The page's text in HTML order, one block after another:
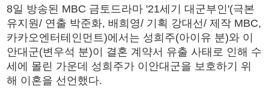
8일 방송된 MBC 금토드라마 '21세기 대군부인'(극본
유지원/ 연출 박준화, 배희영/ 기획 강대선/ 제작 MBC,
카카오엔터테인먼트)에서는 성희주(아이유 분)와 이
안대군(변우석 분)이 결혼 계약서 유출 사태로 인해 수
세에 몰린 가운데 성희주가 이안대군을 보호하기 위
해 이혼을 선언했다.